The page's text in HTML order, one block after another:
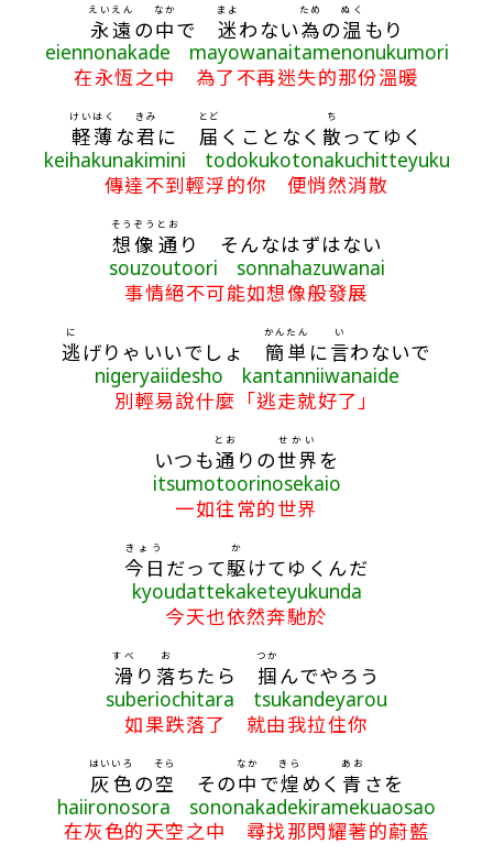
永遠
えいえん
の中
なか
で 迷
まよ
わない為
ため
の温
ぬく
もり
eiennonakade mayowanaitamenonukumori
在永恆之中 為了不再迷失的那份溫暖
軽薄
けいはく
な君
きみ
に 届
とど
くことなく 散
ち
ってゆく
keihakunakimini todokukotonakuchitteyuku
傳達不到輕浮的你 便悄然消散
想像
そうぞう
通
とお
り そんなはずはない
souzoutoori sonnahazuwanai
事情絕不可能如想像般發展
逃
に
げりゃいいでしょ 簡単
かんたん
に言
い
わないで
nigeryaiidesho kantanniiwanaide
別輕易說什麼「逃走就好了」
いつも通
とお
りの世界
せかい
を
itsumotoorinosekaio
一如往常的世界
今日
きょう
だって駆
か
けてゆくんだ
kyoudattekaketeyukunda
今天也依然奔馳於
滑
すべ
り 落
お
ちたら 掴
つか
んでやろう
suberiochitara tsukandeyarou
如果跌落了 就由我拉住你
灰
はい
色
いろ
の空
そら
その中
なか
で煌
きら
めく 青
あお
さを
haiironosora sononakadekiramekuaosao
在灰色的天空之中 尋找那閃耀著的蔚藍